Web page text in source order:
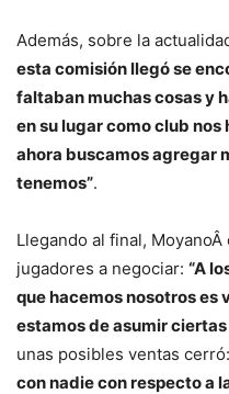
Además, sobre la
esta comisión llegó se
faltaban muchas cosas y
en su lugar como club
ahora buscamos agregar
tenemos”.
Llegando al final,
jugadores a negociar: “A
que hacemos nosotros es
estamos de asumir
unas posibles ventas
con nadie con respecto a